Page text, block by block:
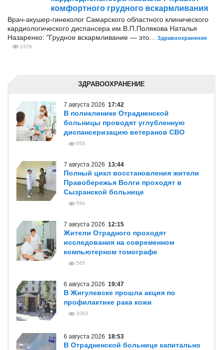
комфортного грудного вскармливания
Врач-акушер-гинеколог Самарского областного клинического
кардиологического диспансера им.В.П.Полякова Наталья
Назаренко: "Грудное вскармливание — это...
Здравоохранение
1379
ЗДРАВООХРАНЕНИЕ
7 августа 2026 17:42
В поликлинике Отрадненской
больницы проводят углубленную
диспансеризацию ветеранов СВО
659
7 августа 2026 13:44
Полный цикл восстановления жители
Правобережья Волги проходят в
Сызранской больнице
594
7 августа 2026 12:15
Жители Отрадного проходят
исследования на современном
компьютерном томографе
565
6 августа 2026 19:47
В Жигулевске прошла акция по
профилактике рака кожи
1083
6 августа 2026 18:53
В Отрадненской больнице капитально